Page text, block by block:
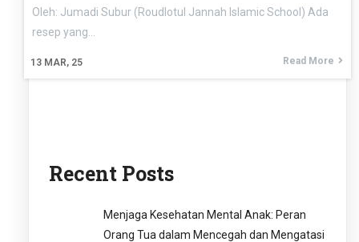
13 MAR, 25
Oleh: Jumadi Subur (Roudlotul Jannah Islamic School) Ada
resep yang…
Read More
Recent Posts
Menjaga Kesehatan Mental Anak: Peran
Orang Tua dalam Mencegah dan Mengatasi